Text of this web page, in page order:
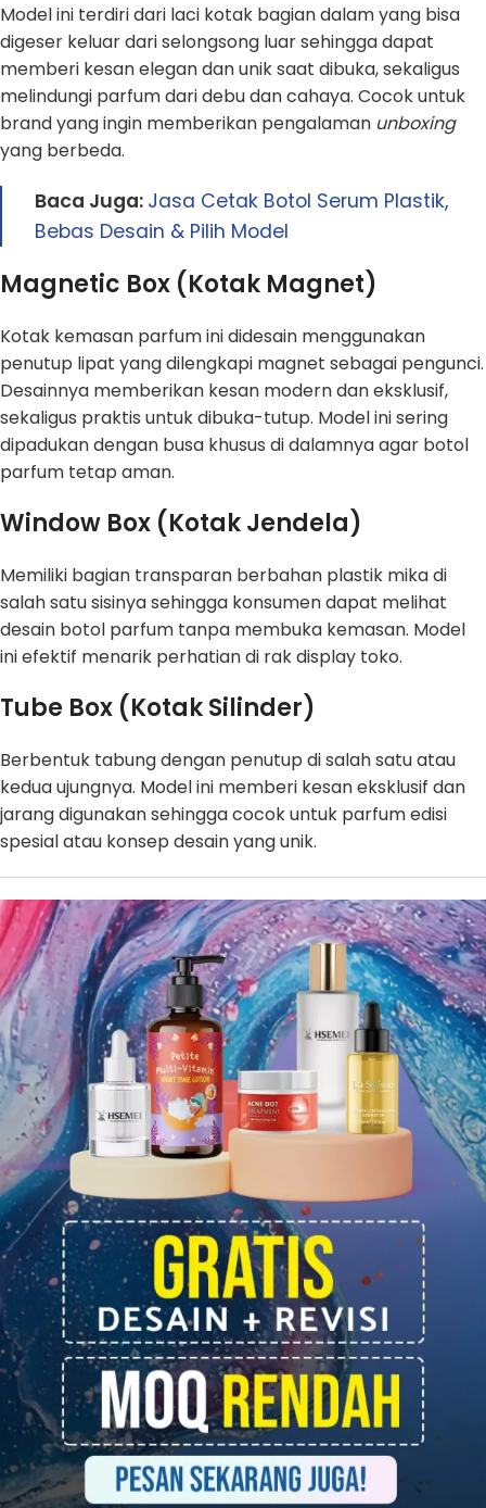
Model ini terdiri dari laci kotak bagian dalam yang bisa
digeser keluar dari selongsong luar sehingga dapat
memberi kesan elegan dan unik saat dibuka, sekaligus
melindungi parfum dari debu dan cahaya. Cocok untuk
brand yang ingin memberikan pengalaman unboxing
yang berbeda.
Baca Juga: Jasa Cetak Botol Serum Plastik,
Bebas Desain & Pilih Model
Magnetic Box (Kotak Magnet)
Kotak kemasan parfum ini didesain menggunakan
penutup lipat yang dilengkapi magnet sebagai pengunci.
Desainnya memberikan kesan modern dan eksklusif,
sekaligus praktis untuk dibuka-tutup. Model ini sering
dipadukan dengan busa khusus di dalamnya agar botol
parfum tetap aman.
Window Box (Kotak Jendela)
Memiliki bagian transparan berbahan plastik mika di
salah satu sisinya sehingga konsumen dapat melihat
desain botol parfum tanpa membuka kemasan. Model
ini efektif menarik perhatian di rak display toko.
Tube Box (Kotak Silinder)
Berbentuk tabung dengan penutup di salah satu atau
kedua ujungnya. Model ini memberi kesan eksklusif dan
jarang digunakan sehingga cocok untuk parfum edisi
spesial atau konsep desain yang unik.